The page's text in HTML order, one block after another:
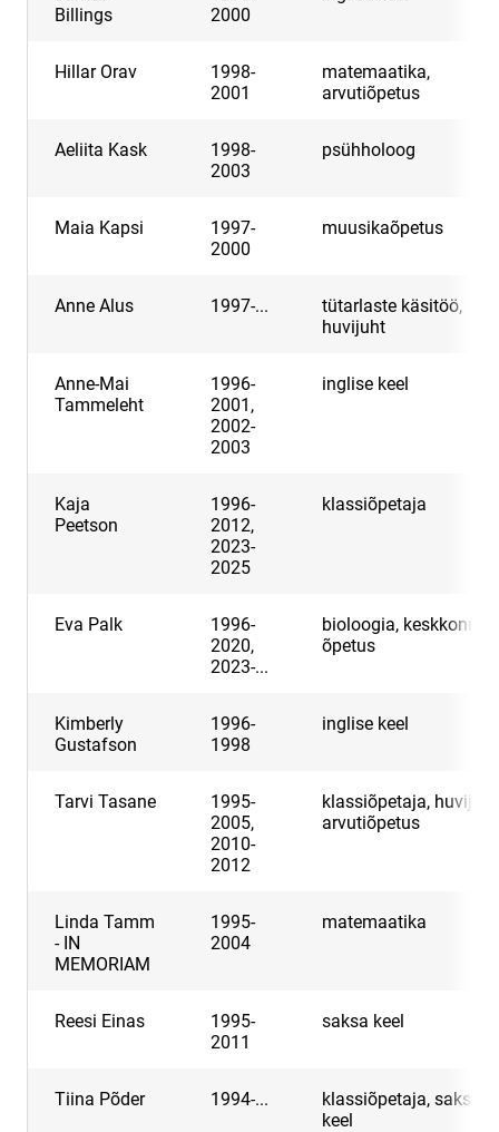
Billings
2000
Hillar Orav
1998-
2001
matemaatika,
arvutiõpetus
Aeliita Kask
1998-
2003
psühholoog
Maia Kapsi
1997-
2000
muusikaõpetus
Anne Alus 1997-...
tütarlaste käsitöö,
huvijuht
Anne-Mai
Tammeleht
1996-
2001,
2002-
2003
inglise keel
Kaja
Peetson
1996-
2012,
2023-
2025
klassiõpetaja
Eva Palk
1996-
2020,
2023-...
bioloogia, keskkonna
õpetus
Kimberly
Gustafson
1996-
1998
inglise keel
Tarvi Tasane
1995-
2005,
2010-
2012
klassiõpetaja,
arvutiõpetus
Linda Tamm
- IN
MEMORIAM
1995-
2004
matemaatika
Reesi Einas
1995-
2011
saksa keel
Tiina Põder 1994-...
klassiõpetaja, saksa
keel